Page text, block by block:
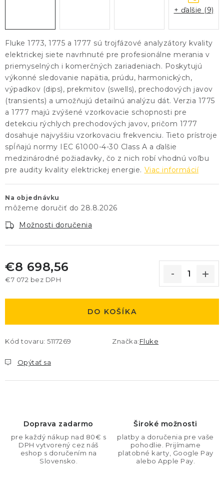
Fluke 1773, 1775 a 1777 sú trojfázové analyzátory kvality
elektrickej siete navrhnuté pre profesionálne merania v
priemyselných i komerčných zariadeniach. Poskytujú
výkonné sledovanie napätia, prúdu, harmonických,
výpadkov (dips), prekmitov (swells), prechodových javov
(transients) a umožňujú detailnú analýzu dát. Verzia 1775
a 1777 majú zvýšené vzorkovacie schopnosti pre
detekciu rýchlych prechodových javov, pričom 1777
dosahuje najvyššiu vzorkovaciu frekvenciu. Tieto prístroje
spĺňajú normy IEC 61000-4-30 Class A a ďalšie
medzinárodné požiadavky, čo z nich robí vhodnú voľbu
pre audity kvality elektrickej energie. Viac informácií
Na objednávku
28.8.2026
Možnosti doručenia
€8 698,56
€7 072 bez DPH
DO KOŠÍKA
Kód tovaru: 5117269 Značka:Fluke
Opýtať sa
+ ďalšie (9)
Doprava zadarmo
pre každý nákup nad 80€ s
DPH vytvorený cez náš
eshop s doručením na
Slovensko.
Široké možnosti
platby a doručenia pre vaše
pohodlie. Prijímame
platobné karty, Google Pay
alebo Apple Pay.